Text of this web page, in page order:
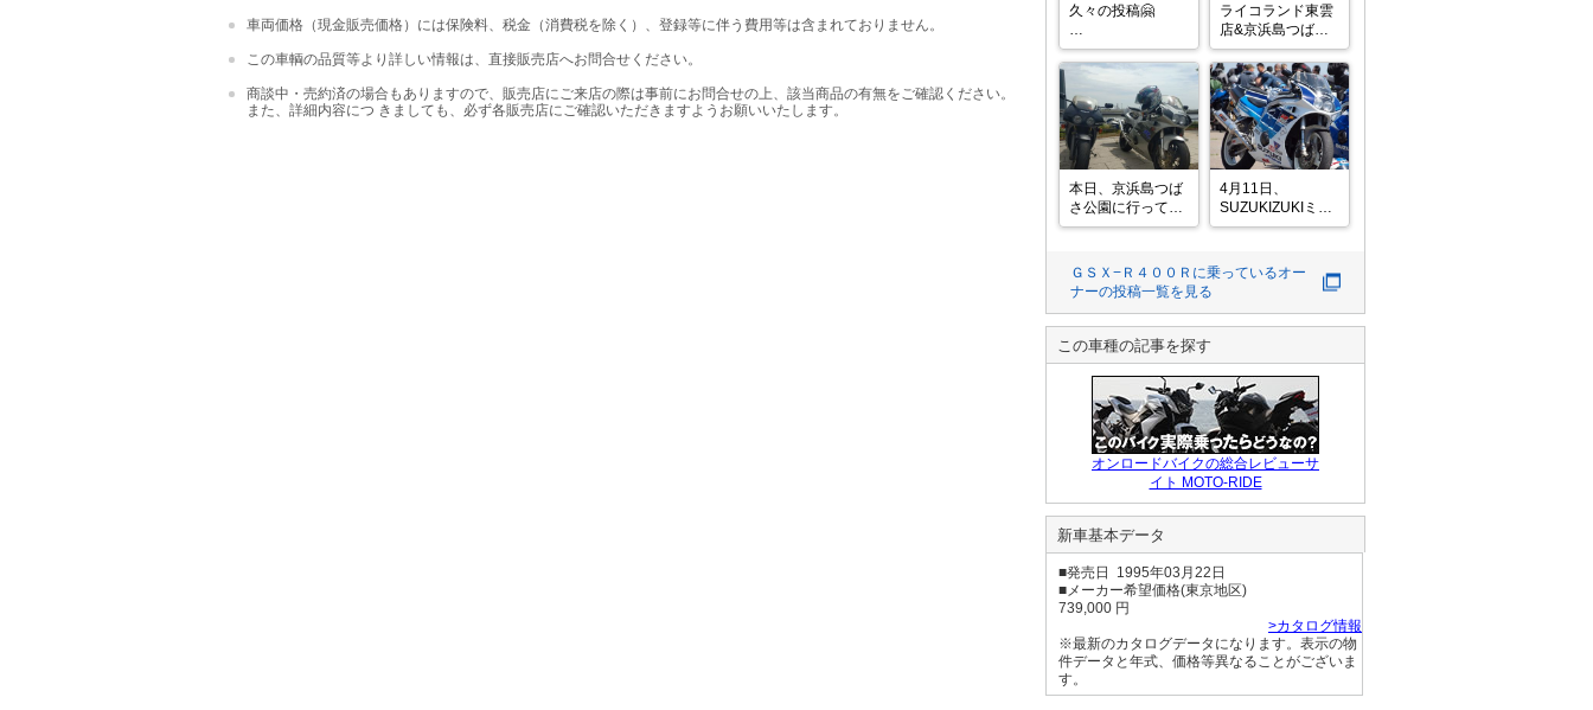
車両価格（現金販売価格）には保険料、税金（消費税を除く）、登録等に伴う費用等は含まれておりません。
この車輌の品質等より詳しい情報は、直接販売店へお問合せください。
商談中・売約済の場合もありますので、販売店にご来店の際は事前にお問合せの上、該当商品の有無をご確認ください。
また、詳細内容につ きましても、必ず各販売店にご確認いただきますようお願いいたします。
久々の投稿🤗
天気が良ければ毎
週乗ってたのです
が、ただ、撮影し
て無かっただけ⋯
🤣
ライコランド東雲
店&京浜島つばさ
公園に行ってきま
した🏍️YAMAHAの
旧車が5台も…思
わずパチリ📸
話は変わります
が………😅先週、
友達と栃木方面へ
ツーリングに行っ
たのですが帰りに
交差点でエンジン
本日、京浜島つば
さ公園に行ってき
ました😆
4月11日、
SUZUKIZUKIミー
ティングに参加。
隣はハーディー耐
久カウル+シング
中湖→道志みち。
ＧＳＸ−Ｒ４００Ｒ に乗っているオー
ナーの投稿一覧を見る
この車種の記事を探す
オンロードバイクの総合レビューサ
イト MOTO-RIDE
新車基本データ
■発売日 1995年03月22日
■メーカー希望価格(東京地区)
739,000 円
>カタログ情報
※最新のカタログデータになります。表示の物
件データと年式、価格等異なることがございま
す。